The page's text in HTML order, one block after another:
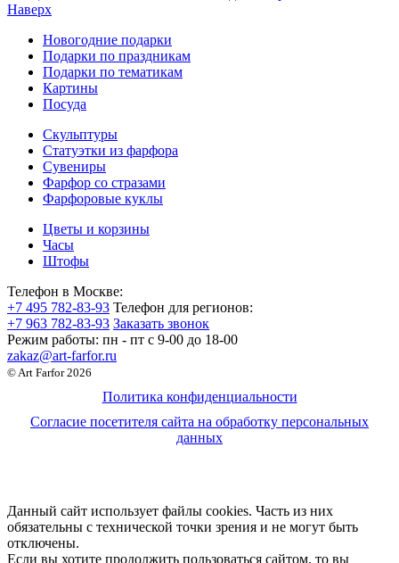
Наверх
Новогодние подарки
Подарки по праздникам
Подарки по тематикам
Картины
Посуда
Скульптуры
Статуэтки из фарфора
Сувениры
Фарфор со стразами
Фарфоровые куклы
Цветы и корзины
Часы
Штофы
Телефон в Москве:
+7 495 782-83-93 Телефон для регионов:
+7 963 782-83-93 Заказать звонок
Режим работы: пн - пт c 9-00 до 18-00
zakaz@art-farfor.ru
© Art Farfor 2026
Политика конфиденциальности
Согласие посетителя сайта на обработку персональных
данных
Данный сайт использует файлы cookies. Часть из них
обязательны с технической точки зрения и не могут быть
отключены.
Если вы хотите продолжить пользоваться сайтом, то вы